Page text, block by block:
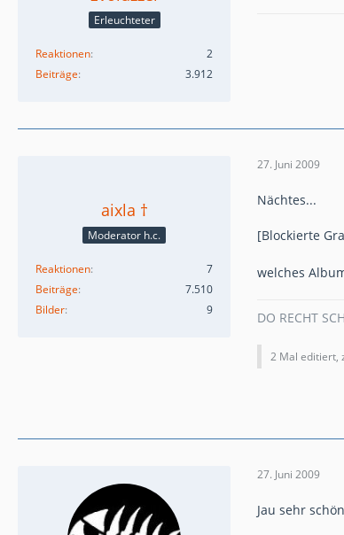
Erleuchteter
Reaktionen
2
Beiträge
3.912
aixla †
Moderator h.c.
Reaktionen
7
Beiträge
7.510
Bilder
9
27. Juni 2009
Nächtes...
[Blockierte
welches
DO RECHT
2 Mal editiert,
27. Juni 2009
Jau sehr